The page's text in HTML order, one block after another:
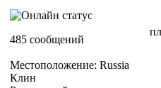
485 сообщений
Местоположение: Russia
Клин